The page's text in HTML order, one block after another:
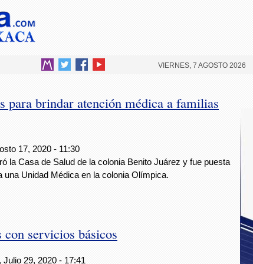
VIERNES, 7 AGOSTO 2026
para brindar atención médica a familias
17, 2020 - 11:30
la Casa de Salud de la colonia Benito Juárez y fue puesta
una Unidad Médica en la colonia Olímpica.
servicios básicos
Julio 29, 2020 - 17:41